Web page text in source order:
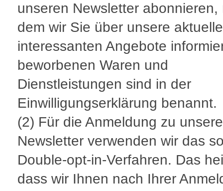
unseren Newsletter abonnieren,
dem wir Sie über unsere
interessanten Angebote
beworbenen Waren und
Dienstleistungen sind in der
Einwilligungserklärung benannt.
(2) Für die Anmeldung zu
Newsletter verwenden wir das
Double-opt-in-Verfahren. Das
dass wir Ihnen nach Ihrer